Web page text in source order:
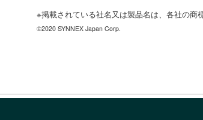
※掲載されている社名又は製品名は、各社の商
©2020 SYNNEX Japan Corp.